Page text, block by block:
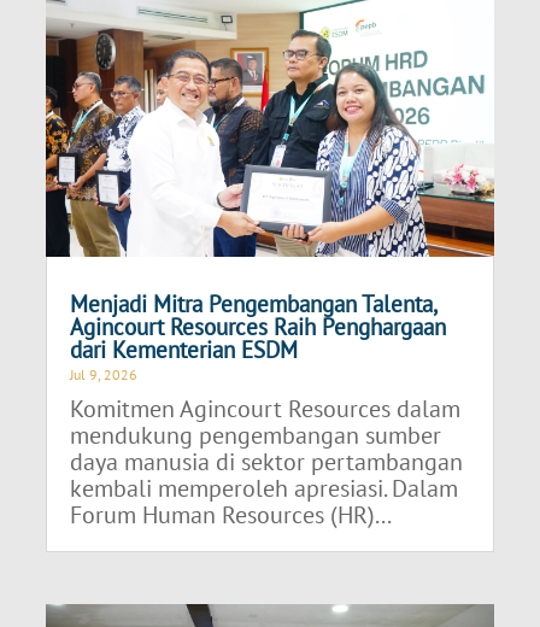
Menjadi Mitra Pengembangan Talenta,
Agincourt Resources Raih Penghargaan
dari Kementerian ESDM
Jul 9, 2026
Komitmen Agincourt Resources dalam
mendukung pengembangan sumber
daya manusia di sektor pertambangan
kembali memperoleh apresiasi. Dalam
Forum Human Resources (HR)...